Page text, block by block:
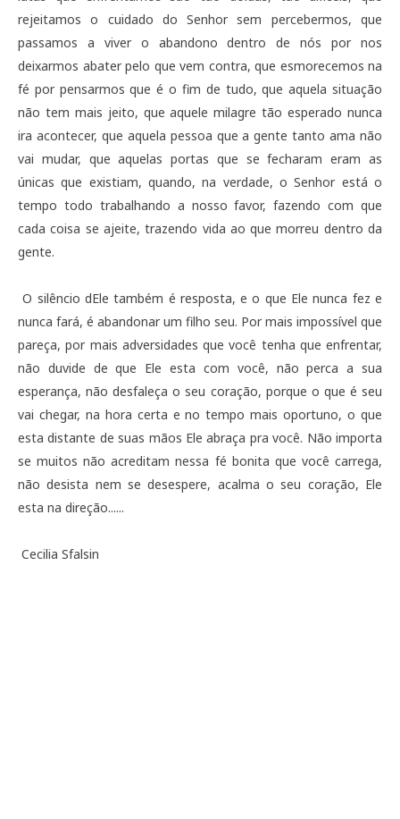
rejeitamos o cuidado do Senhor sem percebermos, que
passamos a viver o abandono dentro de nós por nos
deixarmos abater pelo que vem contra, que esmorecemos na
fé por pensarmos que é o fim de tudo, que aquela situação
não tem mais jeito, que aquele milagre tão esperado nunca
ira acontecer, que aquela pessoa que a gente tanto ama não
vai mudar, que aquelas portas que se fecharam eram as
únicas que existiam, quando, na verdade, o Senhor está o
tempo todo trabalhando a nosso favor, fazendo com que
cada coisa se ajeite, trazendo vida ao que morreu dentro da
gente.
O silêncio dEle também é resposta, e o que Ele nunca fez e
nunca fará, é abandonar um filho seu. Por mais impossível que
pareça, por mais adversidades que você tenha que enfrentar,
não duvide de que Ele esta com você, não perca a sua
esperança, não desfaleça o seu coração, porque o que é seu
vai chegar, na hora certa e no tempo mais oportuno, o que
esta distante de suas mãos Ele abraça pra você. Não importa
se muitos não acreditam nessa fé bonita que você carrega,
não desista nem se desespere, acalma o seu coração, Ele
esta na direção......
Cecilia Sfalsin